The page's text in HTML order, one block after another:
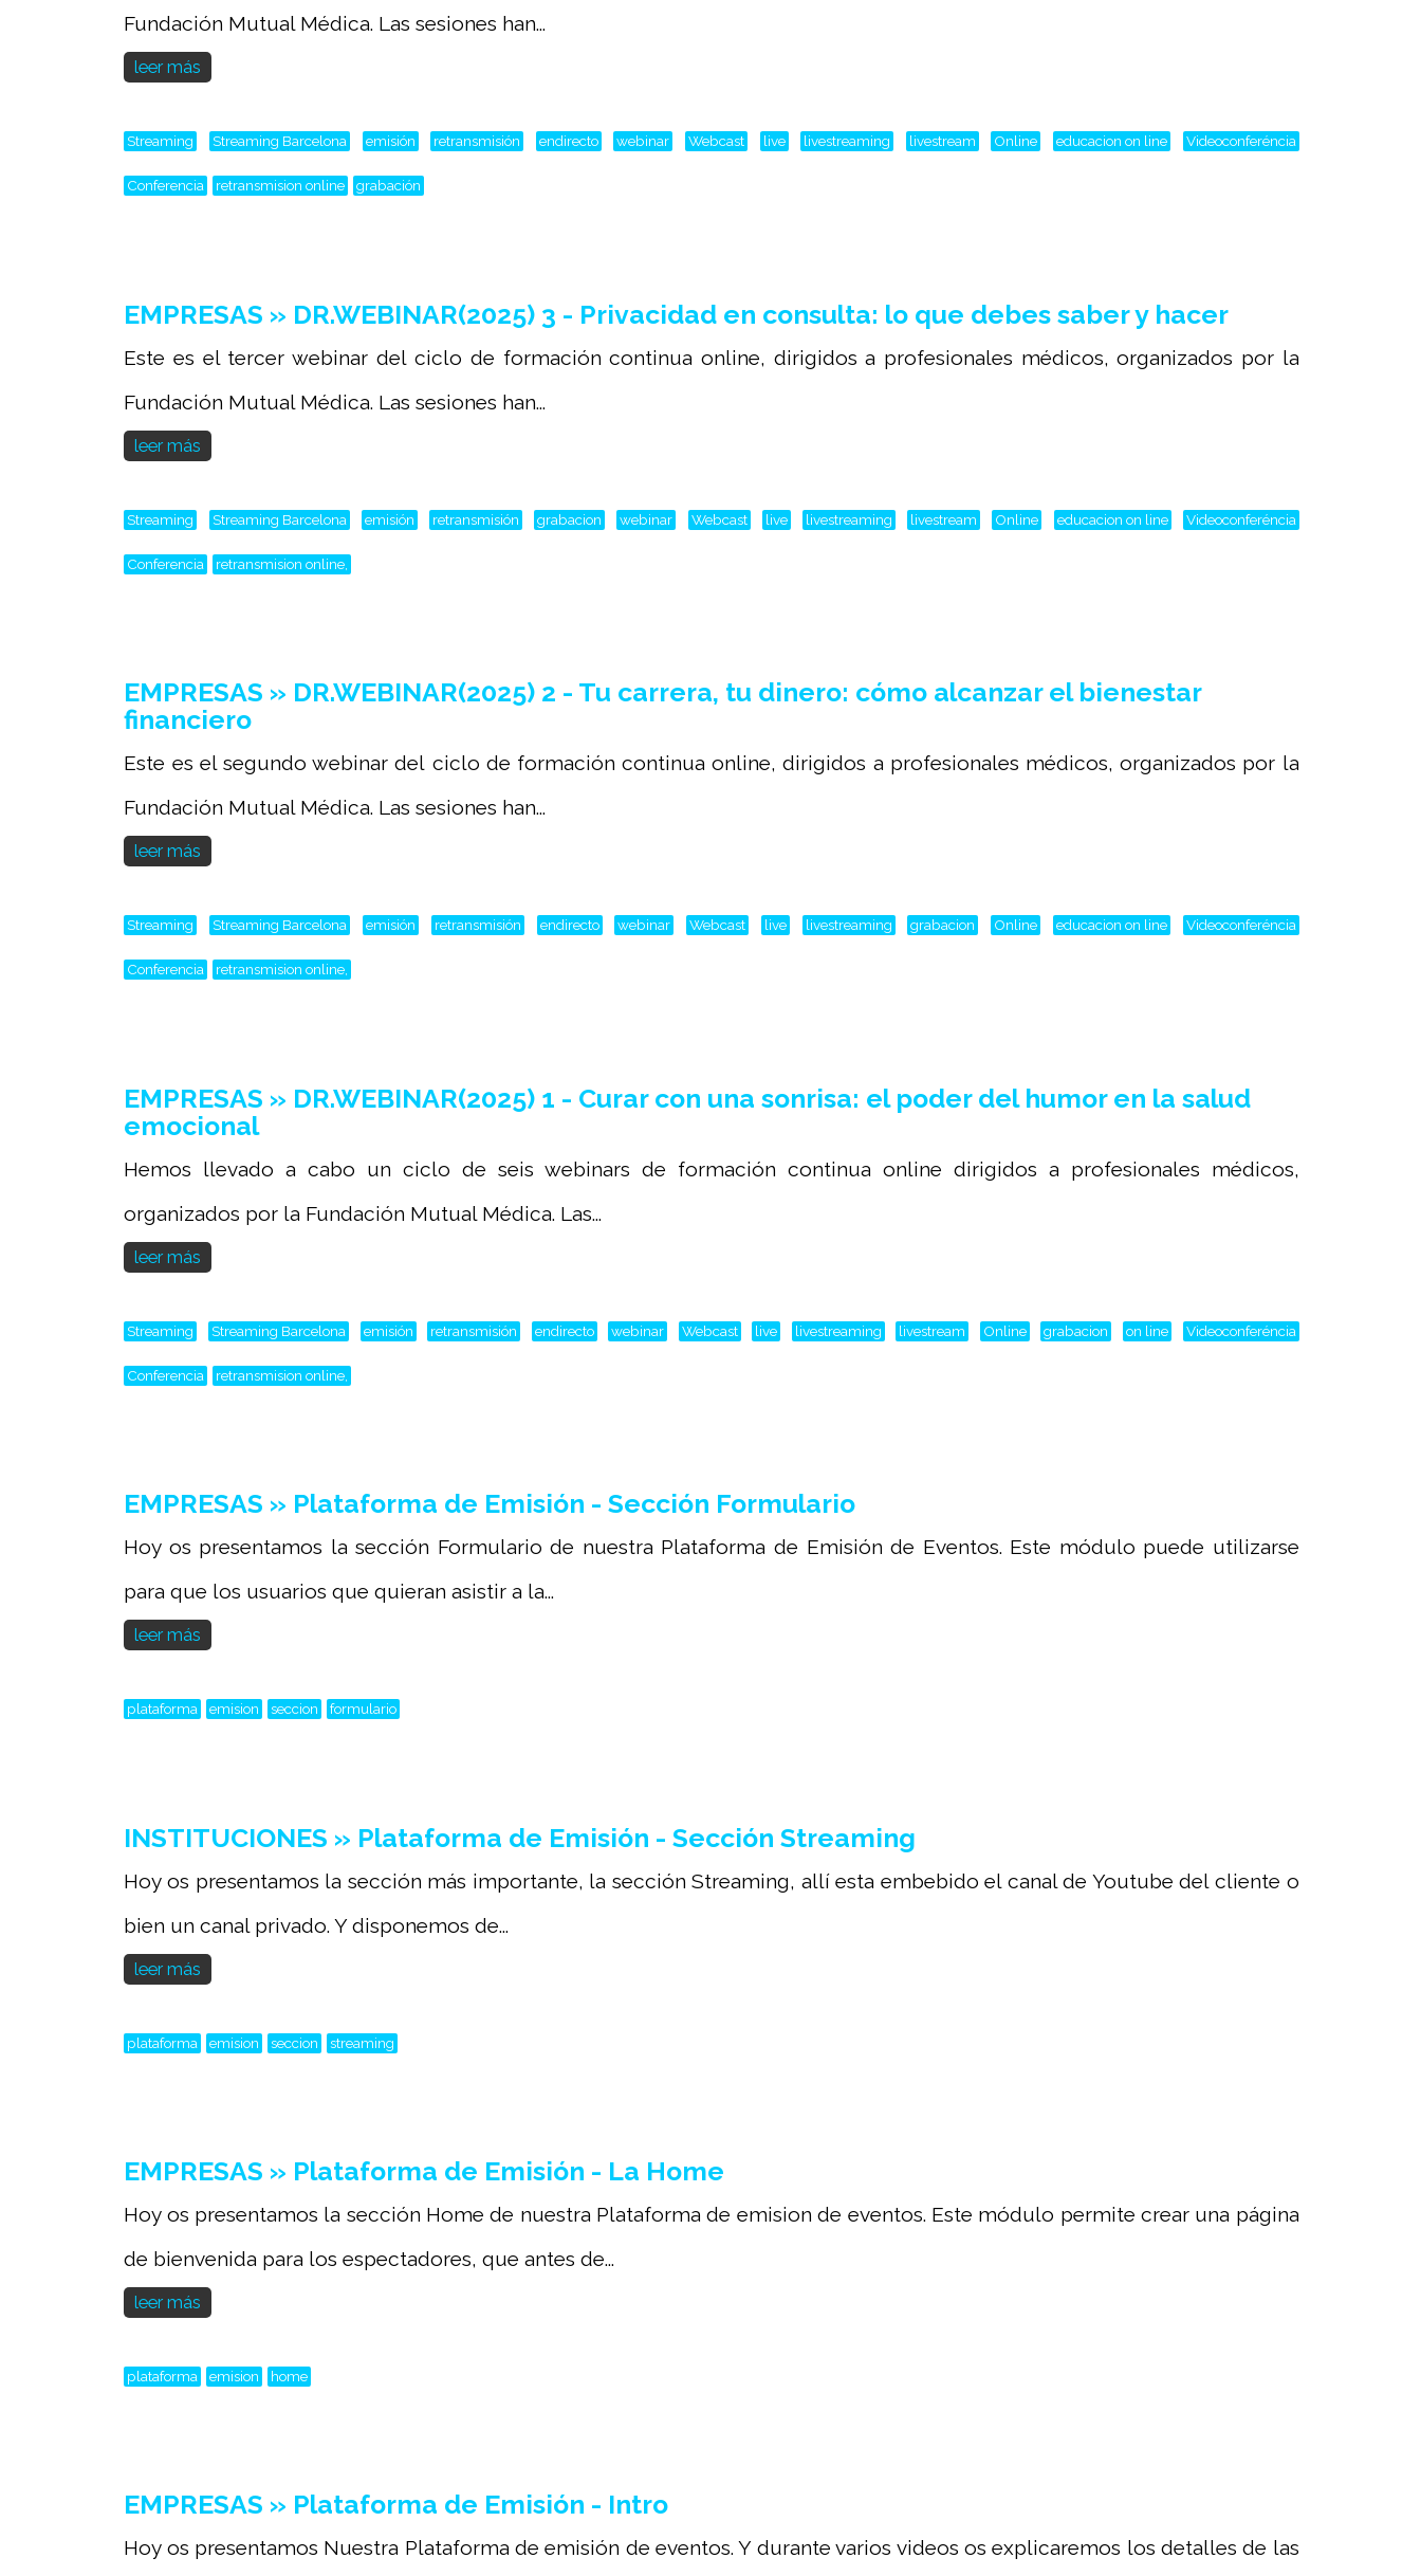
Fundación Mutual Médica. Las sesiones han...
leer más
Streaming Streaming Barcelona emisión retransmisión endirecto webinar Webcast live livestreaming livestream Online educacion on line Videoconferéncia
Conferencia retransmision online grabación
EMPRESAS » DR.WEBINAR(2025) 3 - Privacidad en consulta: lo que debes saber y hacer
Este es el tercer webinar del ciclo de formación continua online, dirigidos a profesionales médicos, organizados por la
Fundación Mutual Médica. Las sesiones han...
leer más
Streaming Streaming Barcelona emisión retransmisión grabacion webinar Webcast live livestreaming livestream Online educacion on line Videoconferéncia
Conferencia retransmision online,
EMPRESAS » DR.WEBINAR(2025) 2 - Tu carrera, tu dinero: cómo alcanzar el bienestar
financiero
Este es el segundo webinar del ciclo de formación continua online, dirigidos a profesionales médicos, organizados por la
Fundación Mutual Médica. Las sesiones han...
leer más
Streaming Streaming Barcelona emisión retransmisión endirecto webinar Webcast live livestreaming grabacion Online educacion on line Videoconferéncia
Conferencia retransmision online,
EMPRESAS » DR.WEBINAR(2025) 1 - Curar con una sonrisa: el poder del humor en la salud
emocional
Hemos llevado a cabo un ciclo de seis webinars de formación continua online dirigidos a profesionales médicos,
organizados por la Fundación Mutual Médica. Las...
leer más
Streaming Streaming Barcelona emisión retransmisión endirecto webinar Webcast live livestreaming livestream Online grabacion on line Videoconferéncia
Conferencia retransmision online,
EMPRESAS » Plataforma de Emisión - Sección Formulario
Hoy os presentamos la sección Formulario de nuestra Plataforma de Emisión de Eventos. Este módulo puede utilizarse
para que los usuarios que quieran asistir a la...
leer más
plataforma emision seccion formulario
INSTITUCIONES » Plataforma de Emisión - Sección Streaming
Hoy os presentamos la sección más importante, la sección Streaming, allí esta embebido el canal de Youtube del cliente o
bien un canal privado. Y disponemos de...
leer más
plataforma emision seccion streaming
EMPRESAS » Plataforma de Emisión - La Home
Hoy os presentamos la sección Home de nuestra Plataforma de emision de eventos. Este módulo permite crear una página
de bienvenida para los espectadores, que antes de...
leer más
plataforma emision home
EMPRESAS » Plataforma de Emisión - Intro
Hoy os presentamos Nuestra Plataforma de emisión de eventos. Y durante varios videos os explicaremos los detalles de las